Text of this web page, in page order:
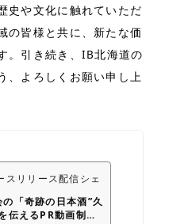
史や文化に触れていただ
の皆様と共に、新たな価
。引き続き、IB北海道の
、よろしくお願い申し上
スリリース配信シェアNo.1｜PR
「奇跡の日本酒”久
伝えるPR動画制作